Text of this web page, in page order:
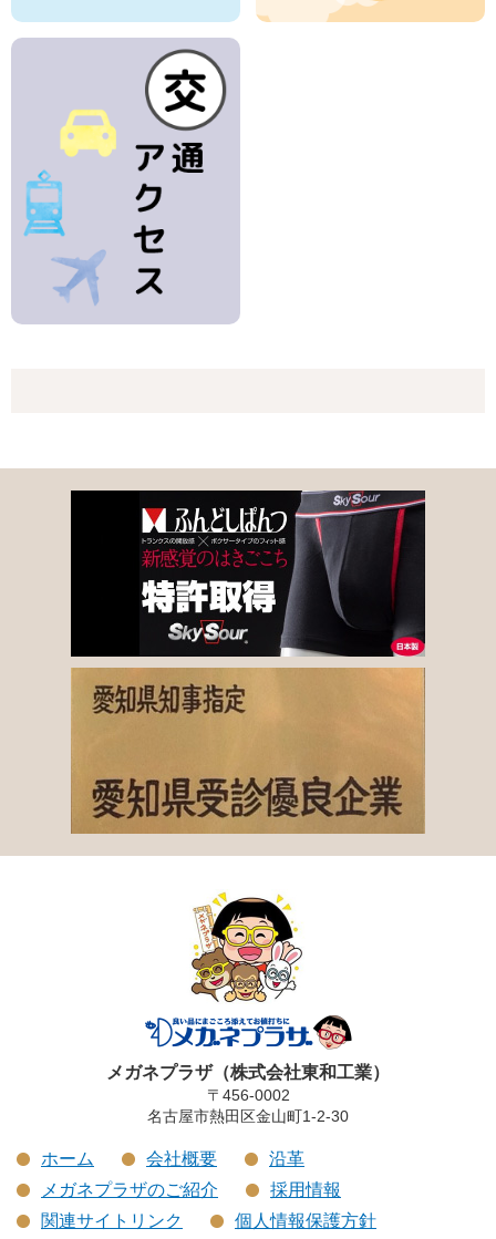
メガネプラザ（株式会社東和工業）
〒456-0002
名古屋市熱田区金山町1-2-30
ホーム 会社概要
沿革
メガネプラザのご紹介
採用情報
関連サイトリンク
個人情報保護方針